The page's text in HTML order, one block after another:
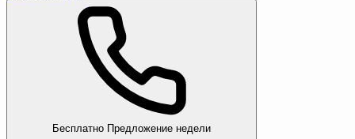
Бесплатно Предложение недели